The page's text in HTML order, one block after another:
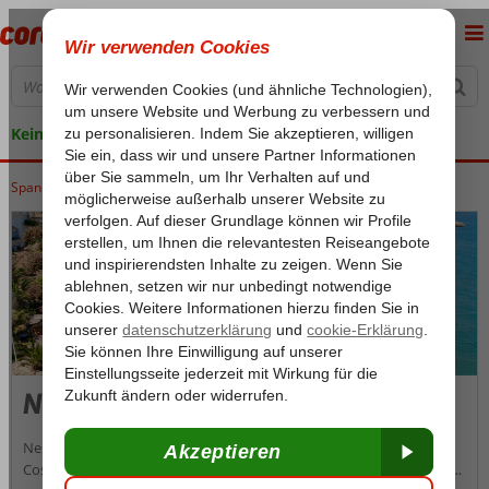
Keine versteckten Kosten
Home
Spanien Costa del Sol Costa del Sol Nerja
Nerja
Nerja ist ein unterhaltsamer und stimmungsvoller Ferienort an der
Costa del Sol und bietet eine Vielzahl von Möglichkeiten. Bekannt ist